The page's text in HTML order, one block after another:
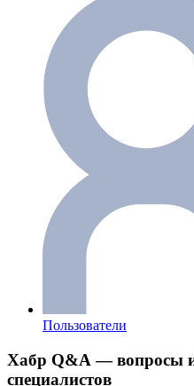
Пользователи
Хабр Q&A — вопросы
специалистов